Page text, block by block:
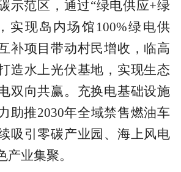
示范区，通过“绿电供应+绿
实现岛内场馆100%绿电供
补项目带动村民增收，临高
造水上光伏基地，实现生态
双向共赢。充换电基础设施
助推2030年全域禁售燃油车
吸引零碳产业园、海上风电
业集聚。